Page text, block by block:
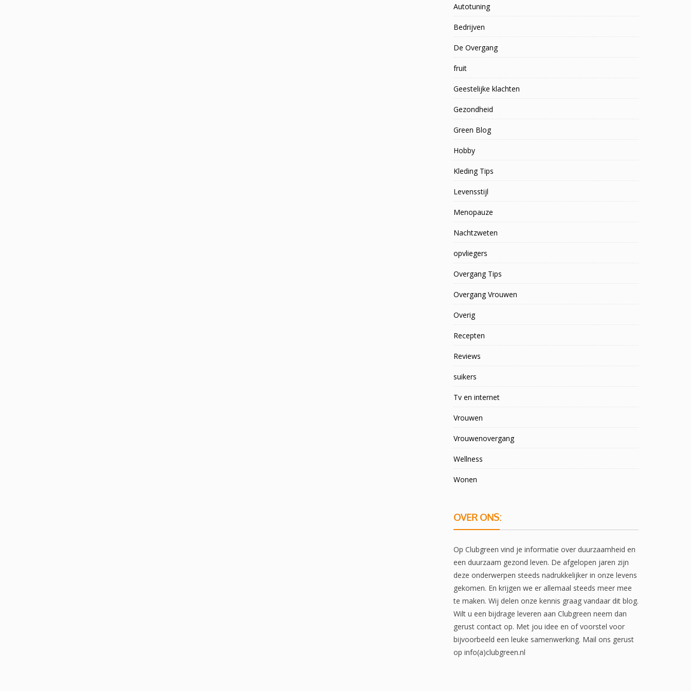
Autotuning
Bedrijven
De Overgang
fruit
Geestelijke klachten
Gezondheid
Green Blog
Hobby
Kleding Tips
Levensstijl
Menopauze
Nachtzweten
opvliegers
Overgang Tips
Overgang Vrouwen
Overig
Recepten
Reviews
suikers
Tv en internet
Vrouwen
Vrouwenovergang
Wellness
Wonen
OVER ONS:
Op Clubgreen vind je informatie over duurzaamheid en
een duurzaam gezond leven. De afgelopen jaren zijn
deze onderwerpen steeds nadrukkelijker in onze levens
gekomen. En krijgen we er allemaal steeds meer mee
te maken. Wij delen onze kennis graag vandaar dit blog.
Wilt u een bijdrage leveren aan Clubgreen neem dan
gerust contact op. Met jou idee en of voorstel voor
bijvoorbeeld een leuke samenwerking. Mail ons gerust
op info(a)clubgreen.nl